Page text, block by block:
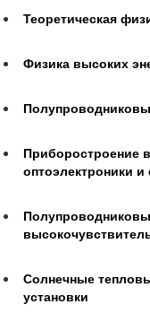
Теоретическая
Физика высоких
Приборостроение
оптоэлектроники
Солнечные
установки